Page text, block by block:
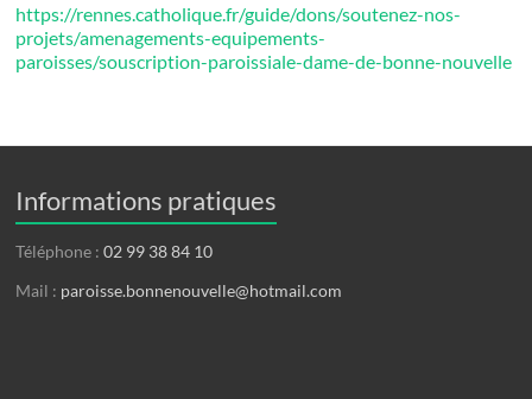
https://rennes.catholique.fr/guide/dons/soutenez-nos-
projets/amenagements-equipements-
paroisses/souscription-paroissiale-dame-de-bonne-nouvelle
Informations pratiques
Téléphone :02 99 38 84 10
Mail : paroisse.bonnenouvelle@hotmail.com